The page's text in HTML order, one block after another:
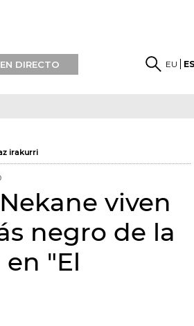
EN DIRECTO EU
irakurri
viven
negro de la
"El